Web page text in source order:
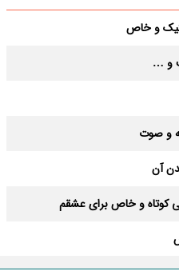
و خاص
و …
و صوت
آن
کوتاه و خاص برای عشقم